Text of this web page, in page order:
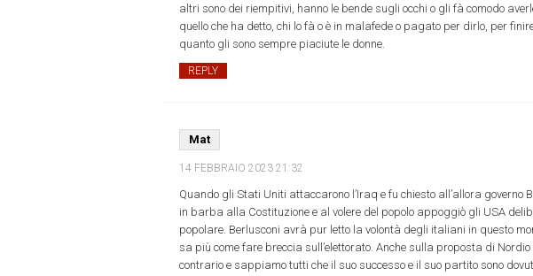
altri sono dei riempitivi, hanno le bende sugli occhi o gli fà comodo
quello che ha detto, chi lo fà o è in malafede o pagato per dirlo, per
quanto gli sono sempre piaciute le donne.
REPLY
Mat
14 FEBBRAIO 2023 21:32
Quando gli Stati Uniti attaccarono l’Iraq e fu chiesto all’allora governo
in barba alla Costituzione e al volere del popolo appoggiò gli USA
popolare. Berlusconi avrà pur letto la volontà degli italiani in questo
sa più come fare breccia sull’elettorato. Anche sulla proposta di
contrario e sappiamo tutti che il suo successo e il suo partito sono